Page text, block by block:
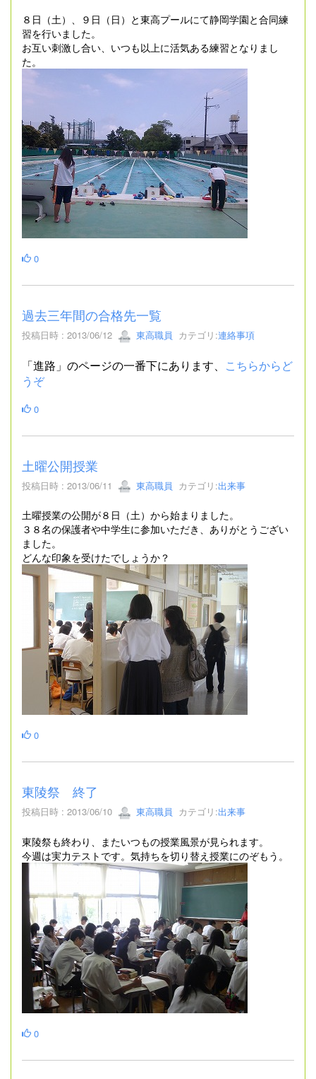
８日（土）、９日（日）と東高プールにて静岡学園と合同練
習を行いました。
お互い刺激し合い、いつも以上に活気ある練習となりまし
た。
0
過去三年間の合格先一覧
投稿日時 : 2013/06/12 東高職員 カテゴリ:連絡事項
「進路」のページの一番下にあります、 こちらからど
うぞ
0
土曜公開授業
投稿日時 : 2013/06/11 東高職員 カテゴリ:出来事
土曜授業の公開が８日（土）から始まりました。
３８名の保護者や中学生に参加いただき、ありがとうござい
ました。
どんな印象を受けたでしょうか？
0
東陵祭 終了
投稿日時 : 2013/06/10 東高職員 カテゴリ:出来事
東陵祭も終わり、またいつもの授業風景が見られます。
今週は実力テストです。気持ちを切り替え授業にのぞもう。
0